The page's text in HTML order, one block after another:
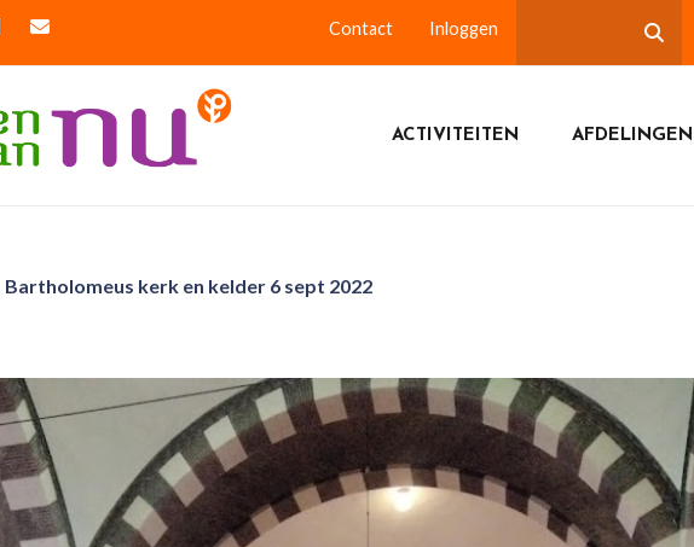
Contact Inloggen
ACTIVITEITEN AFDELINGEN
Bartholomeus kerk en kelder 6 sept 2022